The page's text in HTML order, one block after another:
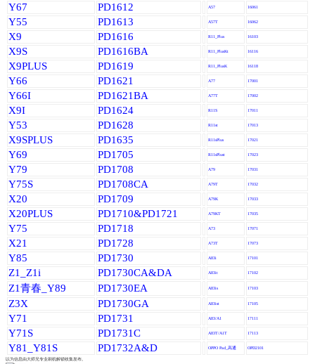
Y67 PD1612 A57 16061
Y55 PD1613 A57T 16062
X9 PD1616 R11_Plus 16103
X9S PD1616BA R11_PlusKt 16116
X9PLUS PD1619 R11_PlusK 16118
Y66 PD1621 A77 17001
Y66I PD1621BA A77T 17002
X9I PD1624 R11S 17011
Y53 PD1628 R11st 17013
X9SPLUS PD1635 R11sPlus 17021
Y69 PD1705 R11sPlust 17023
Y79 PD1708 A79 17031
Y75S PD1708CA A79T 17032
X20 PD1709 A79K 17033
X20PLUS PD1710&PD1721 A79KT 17035
Y75 PD1718 A73 17071
X21 PD1728 A73T 17073
Y85 PD1730 A83i 17101
Z1_Z1i PD1730CA&DA A83it 17102
Z1青春_Y89 PD1730EA A83is 17103
Z3X PD1730GA A83ist 17105
Y71 PD1731 A83/A1 17111
Y71S PD1731C A83T/A1T 17113
Y81_Y81S PD1732A&D OPPO Pad_高通 OPD2101
以为信息由大师兄专业刷机解锁收集发布。